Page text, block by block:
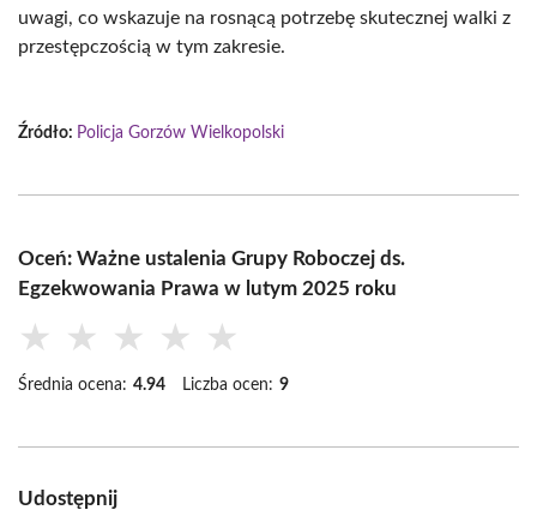
uwagi, co wskazuje na rosnącą potrzebę skutecznej walki z
przestępczością w tym zakresie.
Źródło: Policja Gorzów Wielkopolski
Oceń: Ważne ustalenia Grupy Roboczej ds.
Egzekwowania Prawa w lutym 2025 roku
★ ★ ★ ★ ★
Średnia ocena: 4.94 Liczba ocen: 9
Udostępnij